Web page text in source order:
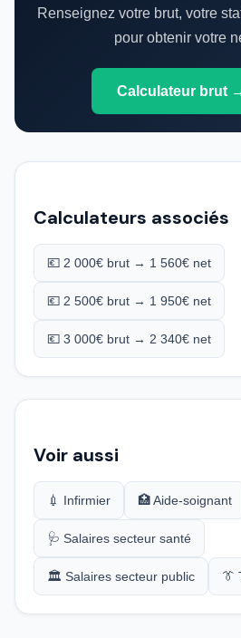
Renseignez votre brut, votre
pour obtenir votre
Calculateur brut
Calculateurs associés
💶 2 000€ brut → 1 560€ net
💶 2 500€ brut → 1 950€ net
💶 3 000€ brut → 2 340€ net
Voir aussi
💉 Infirmier 🏥 Aide-soignant
🩺 Salaires secteur santé
🏛️ Salaires secteur public 👔